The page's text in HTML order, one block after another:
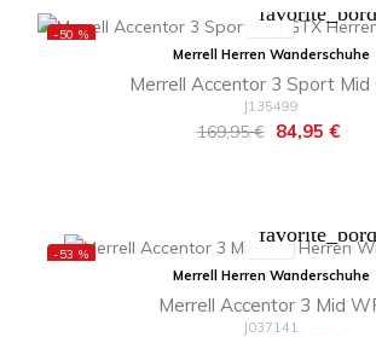
-50 %
Merrell Herren Wanderschuhe
Merrell Accentor 3 Sport Mid
J135499
Regulärer
169,95 € Preis
84,95 €
-53 %
Merrell Herren Wanderschuhe
Merrell Accentor 3 Mid
J037141